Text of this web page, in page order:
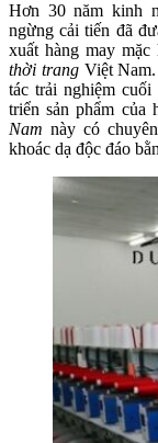
Hơn 30 năm kinh
ngừng cải tiến đã
xuất hàng may mặc
thời trang Việt
tác trải nghiệm cuối
triển sản phẩm của
Nam này có
khoác dạ độc đáo